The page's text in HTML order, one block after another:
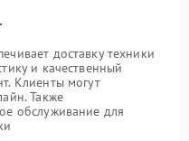
доставку техники
и качественный
Клиенты могут
Также
обслуживание для